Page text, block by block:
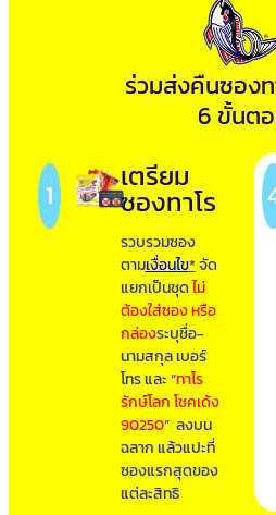
ร่วมส่งคืนซองท
6 ขั้นต
1
เตรียม
ซองทาโร
รวบรวมซอง
ตามเงื่อนไข*จัด
แยกเป็นชุดไม่
ต้องใส่ซอง หรือ
กล่องระบุชื่อ-
นามสกุล เบอร์
โทร และ “ทาโร
รักษ์โลก โชคเด้ง
90250” ลงบน
ฉลาก แล้วแปะที่
ซองแรกสุดของ
แต่ละสิทธิ